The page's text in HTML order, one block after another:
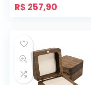
R$ 257,90